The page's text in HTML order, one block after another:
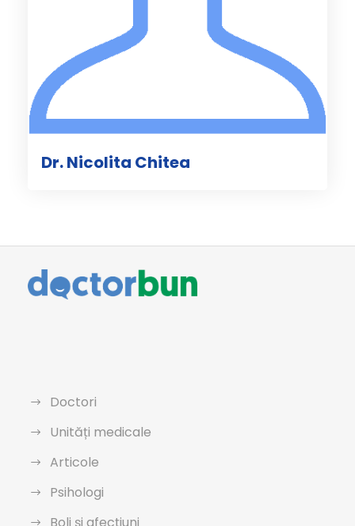
Dr. Nicolita Chitea
Doctori
Unități medicale
Articole
Psihologi
Boli și afecțiuni